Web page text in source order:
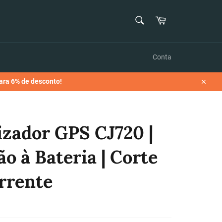
Carrinho
Conta
6% de desconto!
GPS CJ720 |
à Bateria | Corte